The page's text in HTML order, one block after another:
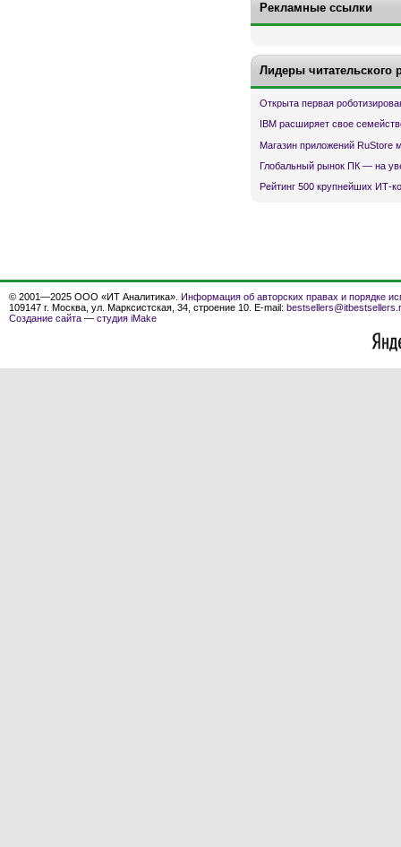
Рекламные ссылки
Лидеры читательского
Открыта первая
IBM расширяет свое
Магазин приложений RuStore
Глобальный рынок ПК — на
Рейтинг 500 крупнейших ИТ-
© 2001—2025 ООО «ИТ Аналитика». Информация об авторских правах и порядке
109147 г. Москва, ул. Марксистская, 34, строение 10. E-mail:
Создание сайта — студия iMake